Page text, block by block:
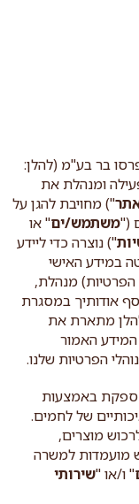
בר בע"מ (להלן:
ומנהלת את
") מחויבת להגן על
("משתמש/ים" או
") נוצרה כדי ליידע
במידע האישי
מנהלת,
אודותיך במסגרת
מתארת את
האמור
הפרטיות שלנו.
באמצעות
של לחמים.
מוצרים,
מועמדות למשרה
" ו/או "שירותי